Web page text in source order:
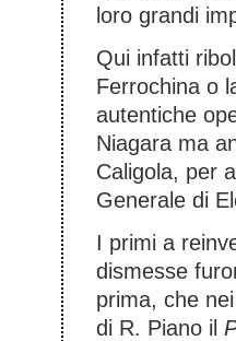
loro grandi
Qui infatti
Ferrochina o
autentiche
Niagara ma
Caligola, per
Generale di
I primi a
dismesse
prima, che
di R. Piano il